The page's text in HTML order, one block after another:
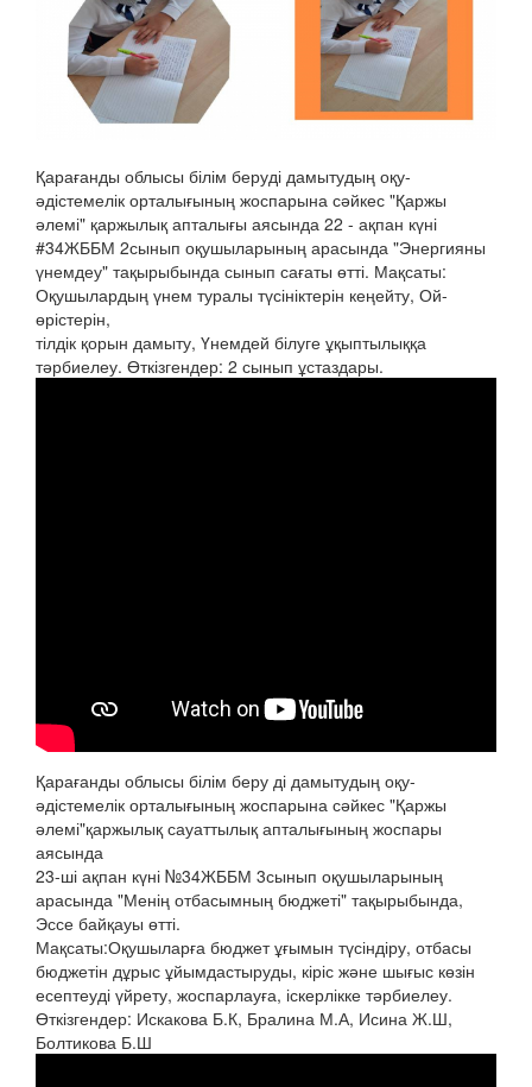
Қарағанды облысы білім беруді дамытудың оқу-
әдістемелік орталығының жоспарына сәйкес "Қаржы
әлемі" қаржылық апталығы аясында 22 - ақпан күні
#34ЖББМ 2сынып оқушыларының арасында "Энергияны
үнемдеу" тақырыбында сынып сағаты өтті. Мақсаты:
Оқушылардың үнем туралы түсініктерін кеңейту, Ой-
өрістерін,
тілдік қорын дамыту, Үнемдей білуге ұқыптылыққа
тәрбиелеу. Өткізгендер: 2 сынып ұстаздары.
Қарағанды облысы білім беру ді дамытудың оқу-
әдістемелік орталығының жоспарына сәйкес "Қаржы
әлемі"қаржылық сауаттылық апталығының жоспары
аясында
23-ші ақпан күні №34ЖББМ 3сынып оқушыларының
арасында "Менің отбасымның бюджеті" тақырыбында,
Эссе байқауы өтті.
Мақсаты:Оқушыларға бюджет ұғымын түсіндіру, отбасы
бюджетін дұрыс ұйымдастыруды, кіріс және шығыс көзін
есептеуді үйрету, жоспарлауға, іскерлікке тәрбиелеу.
Өткізгендер: Искакова Б.К, Бралина М.А, Исина Ж.Ш,
Болтикова Б.Ш